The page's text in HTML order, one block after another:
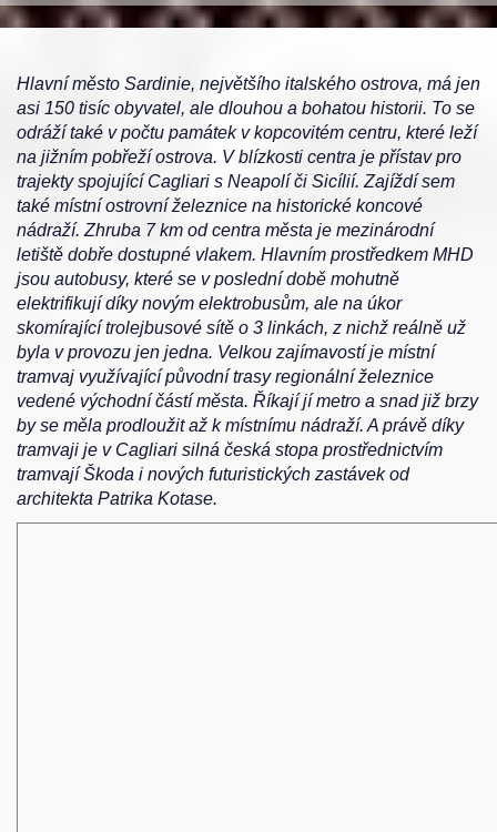
Hlavní město Sardinie, největšího italského ostrova, má jen
asi 150 tisíc obyvatel, ale dlouhou a bohatou historii. To se
odráží také v počtu památek v kopcovitém centru, které leží
na jižním pobřeží ostrova. V blízkosti centra je přístav pro
trajekty spojující Cagliari s Neapolí či Sicílií. Zajíždí sem
také místní ostrovní železnice na historické koncové
nádraží. Zhruba 7 km od centra města je mezinárodní
letiště dobře dostupné vlakem. Hlavním prostředkem MHD
jsou autobusy, které se v poslední době mohutně
elektrifikují díky novým elektrobusům, ale na úkor
skomírající trolejbusové sítě o 3 linkách, z nichž reálně už
byla v provozu jen jedna. Velkou zajímavostí je místní
tramvaj využívající původní trasy regionální železnice
vedené východní částí města. Říkají jí metro a snad již brzy
by se měla prodloužit až k místnímu nádraží. A právě díky
tramvaji je v Cagliari silná česká stopa prostřednictvím
tramvají Škoda i nových futuristických zastávek od
architekta Patrika Kotase.